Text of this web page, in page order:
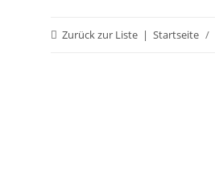
Zurück zur Liste Startseite